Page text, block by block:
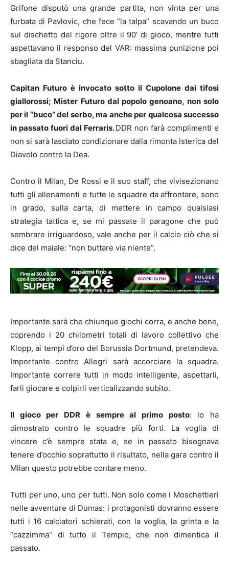
Grifone disputò una grande partita, non vinta per una
furbata di Pavlovic, che fece “la talpa” scavando un buco
sul dischetto del rigore oltre il 90’ di gioco, mentre tutti
aspettavano il responso del VAR: massima punizione poi
sbagliata da Stanciu.
Capitan Futuro è invocato sotto il Cupolone dai tifosi
giallorossi; Mister Futuro dal popolo genoano, non solo
per il “buco” del serbo, ma anche per qualcosa successo
in passato fuori dal Ferraris.DDR non farà complimenti e
non si sarà lasciato condizionare dalla rimonta isterica del
Diavolo contro la Dea.
Contro il Milan, De Rossi e il suo staff, che vivisezionano
tutti gli allenamenti e tutte le squadre da affrontare, sono
in grado, sulla carta, di mettere in campo qualsiasi
strategia tattica e, se mi passate il paragone che può
sembrare irriguardoso, vale anche per il calcio ciò che si
dice del maiale: “non buttare via niente”.
Importante sarà che chiunque giochi corra, e anche bene,
coprendo i 20 chilometri totali di lavoro collettivo che
Klopp, ai tempi d’oro del Borussia Dortmund, pretendeva.
Importante contro Allegri sarà accorciare la squadra.
Importante correre tutti in modo intelligente, aspettarli,
farli giocare e colpirli verticalizzando subito.
Il gioco per DDR è sempre al primo posto: lo ha
dimostrato contro le squadre più forti. La voglia di
vincere c’è sempre stata e, se in passato bisognava
tenere d’occhio soprattutto il risultato, nella gara contro il
Milan questo potrebbe contare meno.
Tutti per uno, uno per tutti. Non solo come i Moschettieri
nelle avventure di Dumas: i protagonisti dovranno essere
tutti i 16 calciatori schierati, con la voglia, la grinta e la
“cazzimma” di tutto il Tempio, che non dimentica il
passato.